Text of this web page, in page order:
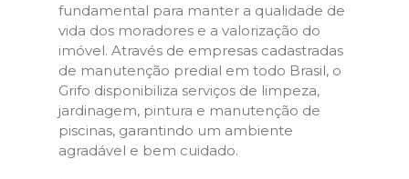
fundamental para manter a qualidade de
vida dos moradores e a valorização do
imóvel. Através de empresas cadastradas
de manutenção predial em todo Brasil, o
Grifo disponibiliza serviços de limpeza,
jardinagem, pintura e manutenção de
piscinas, garantindo um ambiente
agradável e bem cuidado.